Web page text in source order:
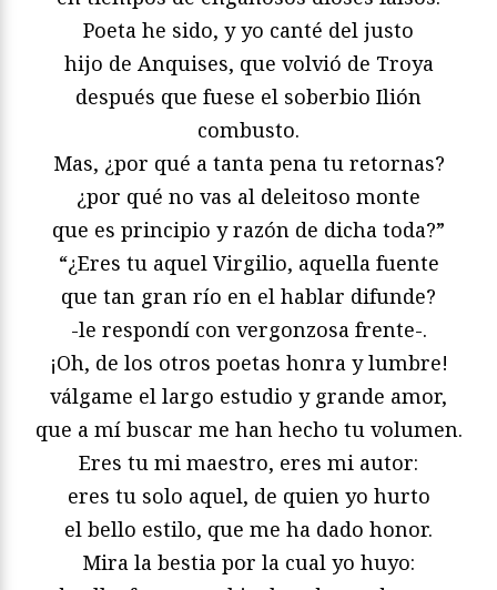
Poeta he sido, y yo canté del justo
hijo de Anquises, que volvió de Troya
después que fuese el soberbio Ilión
combusto.
Mas, ¿por qué a tanta pena tu retornas?
¿por qué no vas al deleitoso monte
que es principio y razón de dicha toda?”
“¿Eres tu aquel Virgilio, aquella fuente
que tan gran río en el hablar difunde?
-le respondí con vergonzosa frente-.
¡Oh, de los otros poetas honra y lumbre!
válgame el largo estudio y grande amor,
que a mí buscar me han hecho tu volumen.
Eres tu mi maestro, eres mi autor:
eres tu solo aquel, de quien yo hurto
el bello estilo, que me ha dado honor.
Mira la bestia por la cual yo huyo: